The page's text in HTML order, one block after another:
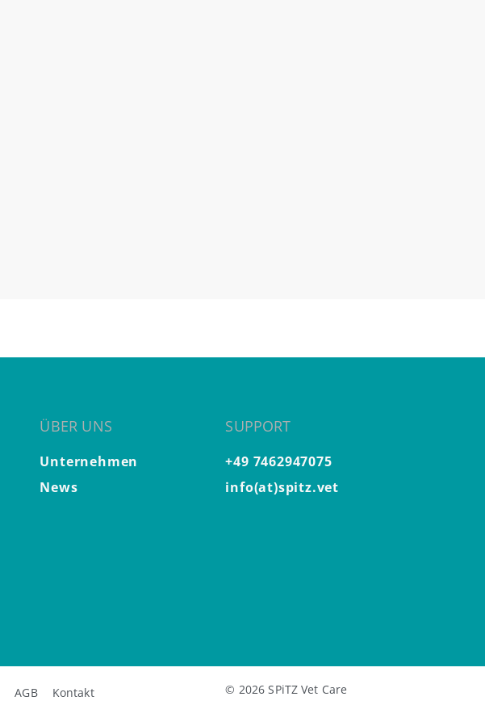
ÜBER UNS
Unternehmen
News
SUPPORT
+49 7462947075
info(at)spitz.vet
AGB Kontakt © 2026 SPiTZ Vet Care